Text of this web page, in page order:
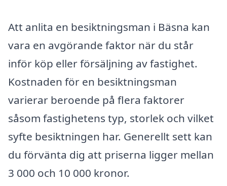
Att anlita en besiktningsman i Bäsna kan
vara en avgörande faktor när du står
inför köp eller försäljning av fastighet.
Kostnaden för en besiktningsman
varierar beroende på flera faktorer
såsom fastighetens typ, storlek och vilket
syfte besiktningen har. Generellt sett kan
du förvänta dig att priserna ligger mellan
3 000 och 10 000 kronor.